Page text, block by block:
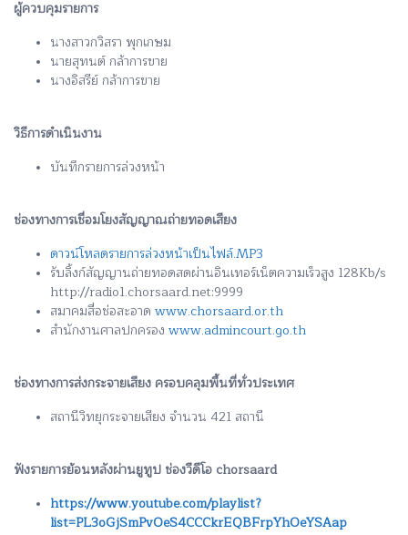
ผู้ควบคุมรายการ
นางสาวกวิสรา พุกเกษม
นายสุทนต์ กล้าการขาย
นางอิสรีย์ กล้าการขาย
วิธีการดำเนินงาน
บันทึกรายการล่วงหน้า
ช่องทางการเชื่อมโยงสัญญาณถ่ายทอดเสียง
ดาวน์โหลดรายการล่วงหน้าเป็นไฟล์.MP3
รับลิ้งก์สัญญานถ่ายทอดสดผ่านอินเทอร์เน็ตความเร็วสูง 128Kb/s
http://radio1.chorsaard.net:9999
สมาคมสื่อช่อสะอาด www.chorsaard.or.th
สำนักงานศาลปกครอง www.admincourt.go.th
ช่องทางการส่งกระจายเสียง ครอบคลุมพื้นที่ทั่วประเทศ
สถานีวิทยุกระจายเสียง จำนวน 421 สถานี
ฟังรายการย้อนหลังผ่านยูทูป ช่องวีดีโอ chorsaard
https://www.youtube.com/playlist?
list=PL3oGjSmPvOeS4CCCkrEQBFrpYhOeYSAap